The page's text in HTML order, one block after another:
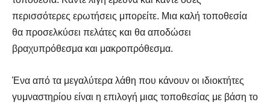
περισσότερες ερωτήσεις μπορείτε. Μια καλή τοποθεσία
θα προσελκύσει πελάτες και θα αποδώσει
βραχυπρόθεσμα και μακροπρόθεσμα.
Ένα από τα μεγαλύτερα λάθη που κάνουν οι ιδιοκτήτες
γυμναστηρίου είναι η επιλογή μιας τοποθεσίας με βάση το